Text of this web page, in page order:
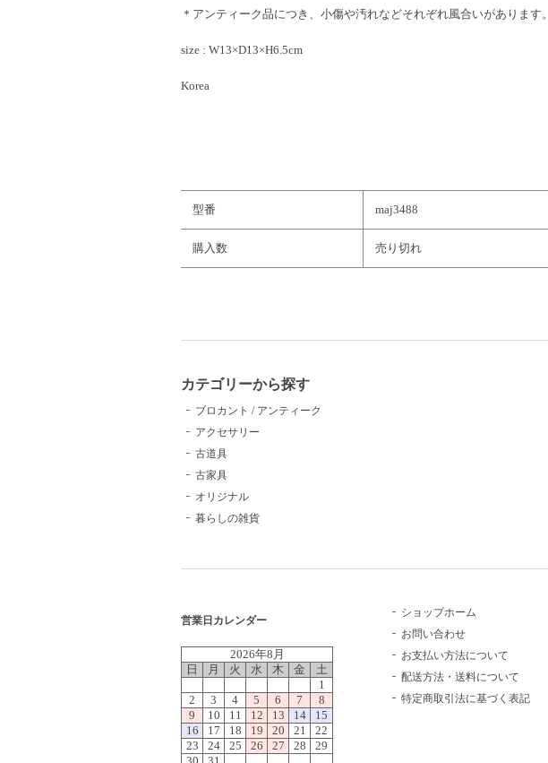
＊アンティーク品につき、小傷や汚れなどそれぞれ風合いがあります。
size : W13×D13×H6.5cm
Korea
型番 maj3488
購入数 売り切れ
カテゴリーから探す
ブロカント / アンティーク
アクセサリー
古道具
古家具
オリジナル
暮らしの雑貨
営業日カレンダー
2026年8月
日
月 火 水 木 金
土
1
2
3 4 5 6 7
8
9
10 11 12 13 14
15
16
17 18 19 20 21
22
23
24 25 26 27 28
29
ショップホーム
お問い合わせ
お支払い方法について
配送方法・送料について
特定商取引法に基づく表記